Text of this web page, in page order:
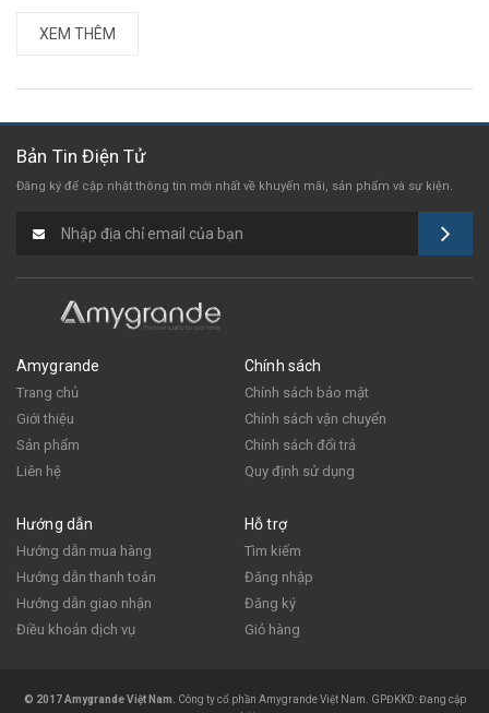
XEM THÊM
Bản Tin Điện Tử
Đăng ký để cập nhật thông tin mới nhất về khuyến mãi, sản phẩm và sự kiện.
Amygrande
Trang chủ
Giới thiệu
Sản phẩm
Liên hệ
Chính sách
Chính sách bảo mật
Chính sách vận chuyển
Chính sách đổi trả
Quy định sử dụng
Hướng dẫn
Hướng dẫn mua hàng
Hướng dẫn thanh toán
Hướng dẫn giao nhận
Điều khoản dịch vụ
Hỗ trợ
Tìm kiếm
Đăng nhập
Đăng ký
Giỏ hàng
© 2017 Amygrande Việt Nam.
Công ty cổ phần Amygrande Việt Nam. GPĐKKD: Đang cập